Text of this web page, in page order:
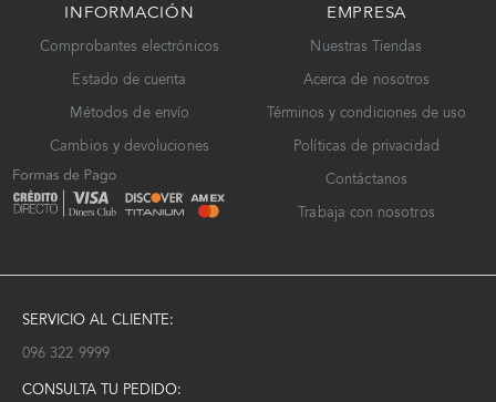
INFORMACIÓN
Comprobantes electrónicos
Estado de cuenta
Métodos de envío
Cambios y devoluciones
EMPRESA
Nuestras Tiendas
Acerca de nosotros
Términos y condiciones de uso
Políticas de privacidad
Contáctanos
Trabaja con nosotros
SERVICIO AL CLIENTE:
096 322 9999
CONSULTA TU PEDIDO: